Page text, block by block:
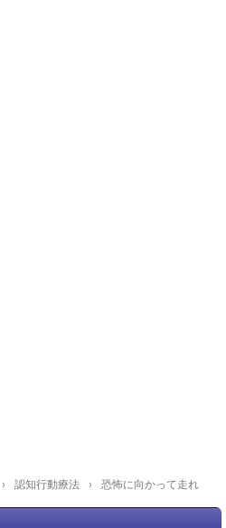
› 認知行動療法 › 恐怖に向かって走れ